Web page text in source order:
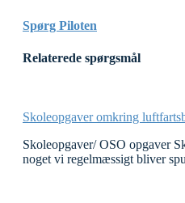
Spørg Piloten
Relaterede spørgsmål
Skoleopgaver omkring
Skoleopgaver/ OSO opgaver
noget vi regelmæssigt bliver